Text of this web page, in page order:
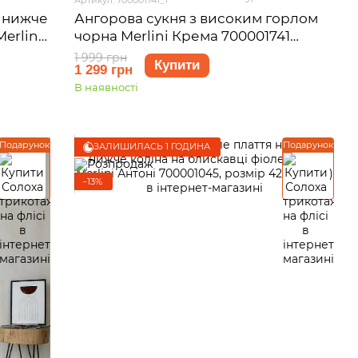
нижче
(L-
Ангорова сукня з високим горлом
чорна Merlini Крема 700001741
розмір S-M
1 999 грн
1 299 грн Купити
В наявності
Подарунок Подарунок
ЗАЛИШИЛАСЬ 1 ГОДИНА
−13%